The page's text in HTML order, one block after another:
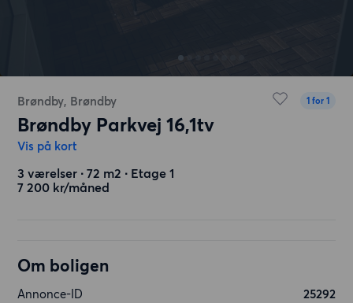
Brøndby, Brøndby 1 for 1
Brøndby Parkvej 16,1tv
Vis på kort
3 værelser ∙ 72 m2 ∙ Etage 1
7 200 kr/måned
Om boligen
Annonce-ID
25292